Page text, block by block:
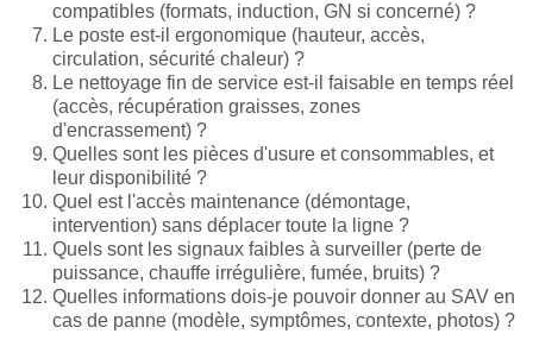
compatibles (formats, induction, GN si concerné) ?
Le poste est-il ergonomique (hauteur, accès,
circulation, sécurité chaleur) ?
Le nettoyage fin de service est-il faisable en temps réel
(accès, récupération graisses, zones
d'encrassement) ?
Quelles sont les pièces d'usure et consommables, et
leur disponibilité ?
Quel est l'accès maintenance (démontage,
intervention) sans déplacer toute la ligne ?
Quels sont les signaux faibles à surveiller (perte de
puissance, chauffe irrégulière, fumée, bruits) ?
Quelles informations dois-je pouvoir donner au SAV en
cas de panne (modèle, symptômes, contexte, photos) ?